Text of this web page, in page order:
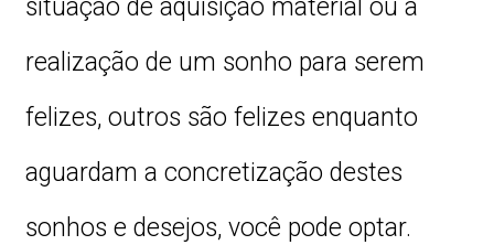
situação de aquisição material ou a
realização de um sonho para serem
felizes, outros são felizes enquanto
aguardam a concretização destes
sonhos e desejos, você pode optar.